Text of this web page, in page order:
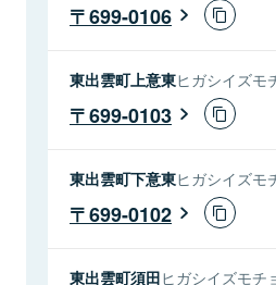
699-0106
東出雲町上意東ヒガシイズモ
699-0103
東出雲町下意東ヒガシイズモ
699-0102
東出雲町須田ヒガシイズモチ